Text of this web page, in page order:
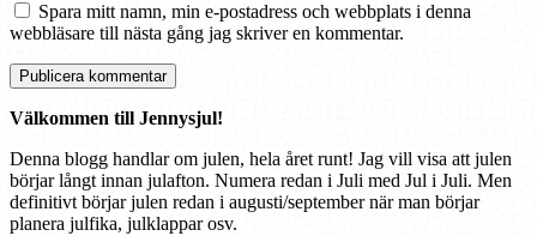
Spara mitt namn, min e-postadress och webbplats i denna
webbläsare till nästa gång jag skriver en kommentar.
Välkommen till Jennysjul!
Denna blogg handlar om julen, hela året runt! Jag vill visa att julen
börjar långt innan julafton. Numera redan i Juli med Jul i Juli. Men
definitivt börjar julen redan i augusti/september när man börjar
planera julfika, julklappar osv.